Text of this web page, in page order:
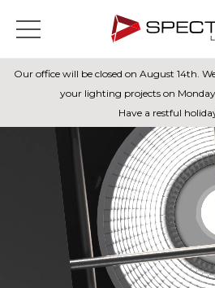
Our office will be closed on August 14th.
your lighting projects on
Have a restful